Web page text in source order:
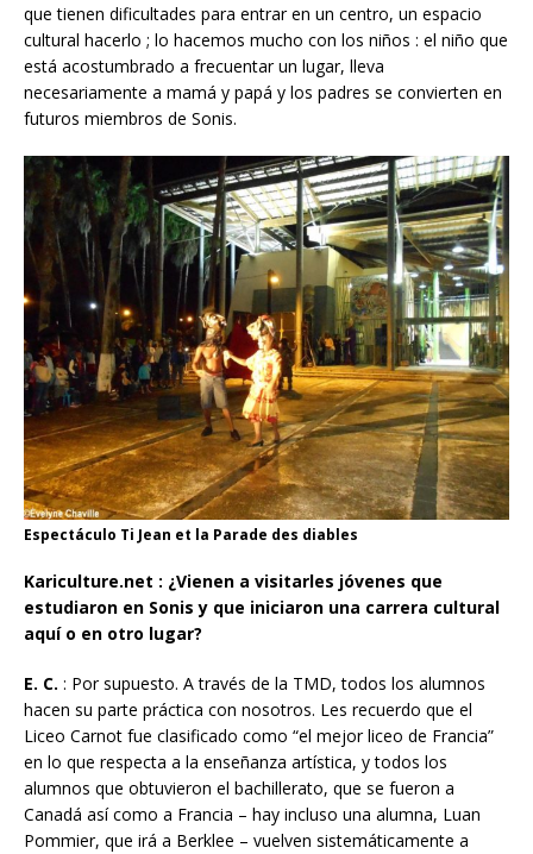
que tienen dificultades para entrar en un centro, un espacio
cultural hacerlo ; lo hacemos mucho con los niños : el niño que
está acostumbrado a frecuentar un lugar, lleva
necesariamente a mamá y papá y los padres se convierten en
futuros miembros de Sonis.
Espectáculo Ti Jean et la Parade des diables
Kariculture.net : ¿Vienen a visitarles jóvenes que
estudiaron en Sonis y que iniciaron una carrera cultural
aquí o en otro lugar?
E. C. : Por supuesto. A través de la TMD, todos los alumnos
hacen su parte práctica con nosotros. Les recuerdo que el
Liceo Carnot fue clasificado como “el mejor liceo de Francia”
en lo que respecta a la enseñanza artística, y todos los
alumnos que obtuvieron el bachillerato, que se fueron a
Canadá así como a Francia – hay incluso una alumna, Luan
Pommier, que irá a Berklee – vuelven sistemáticamente a